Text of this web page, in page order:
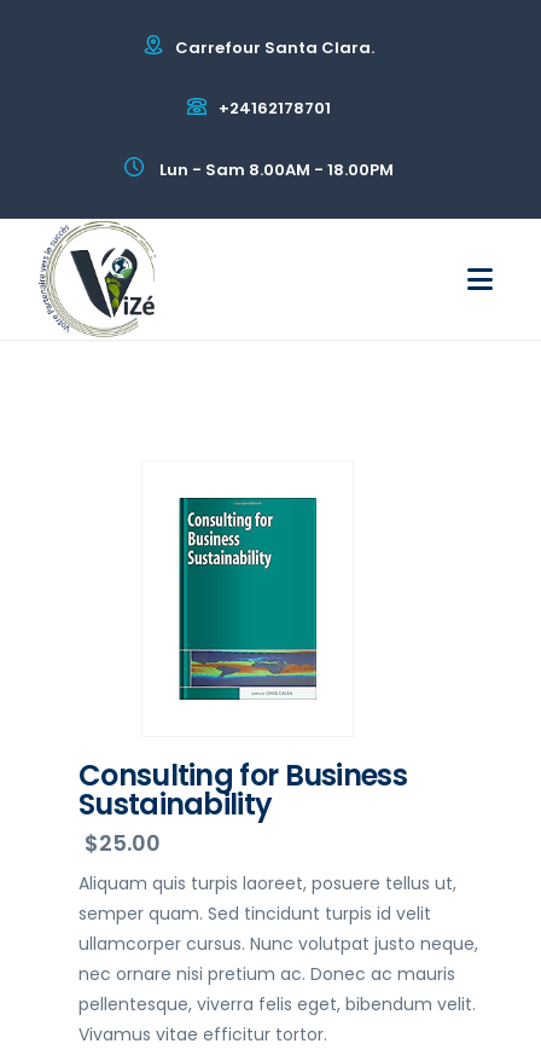
Carrefour Santa Clara.
+24162178701
Lun - Sam 8.00AM - 18.00PM
Consulting for Business
Sustainability
$25.00
Aliquam quis turpis laoreet, posuere tellus ut,
semper quam. Sed tincidunt turpis id velit
ullamcorper cursus. Nunc volutpat justo neque,
nec ornare nisi pretium ac. Donec ac mauris
pellentesque, viverra felis eget, bibendum velit.
Vivamus vitae efficitur tortor.